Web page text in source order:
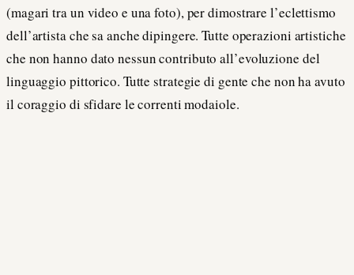
(magari tra un video e una foto), per dimostrare l’eclettismo
dell’artista che sa anche dipingere. Tutte operazioni artistiche
che non hanno dato nessun contributo all’evoluzione del
linguaggio pittorico. Tutte strategie di gente che non ha avuto
il coraggio di sfidare le correnti modaiole.